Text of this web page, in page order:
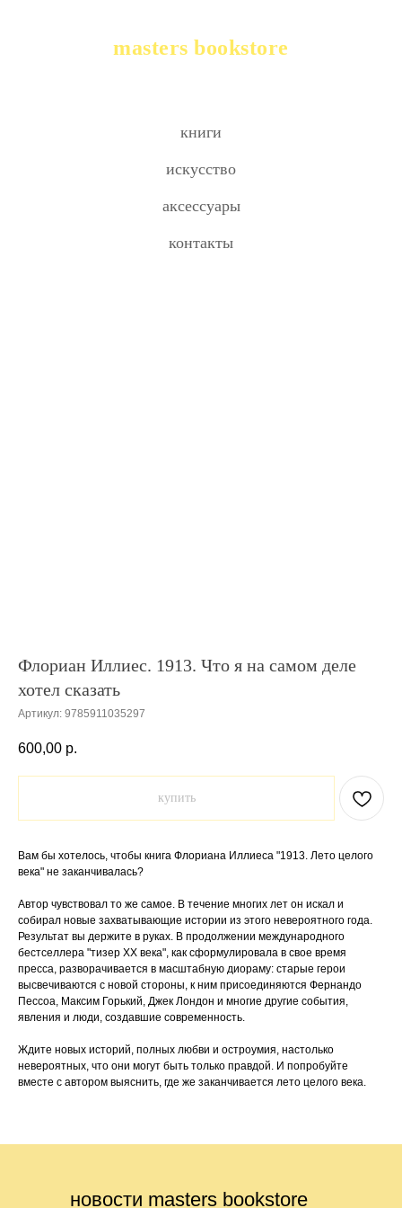
masters bookstore
книги
искусство
аксессуары
контакты
Флориан Иллиес. 1913. Что я на самом деле
хотел сказать
Артикул: 9785911035297
600,00 р.
купить
Вам бы хотелось, чтобы книга Флориана Иллиеса "1913. Лето целого
века" не заканчивалась?
Автор чувствовал то же самое. В течение многих лет он искал и
собирал новые захватывающие истории из этого невероятного года.
Результат вы держите в руках. В продолжении международного
бестселлера "тизер ХХ века", как сформулировала в свое время
пресса, разворачивается в масштабную диораму: старые герои
высвечиваются с новой стороны, к ним присоединяются Фернандо
Пессоа, Максим Горький, Джек Лондон и многие другие события,
явления и люди, создавшие современность.
Ждите новых историй, полных любви и остроумия, настолько
невероятных, что они могут быть только правдой. И попробуйте
вместе с автором выяснить, где же заканчивается лето целого века.
новости masters bookstore